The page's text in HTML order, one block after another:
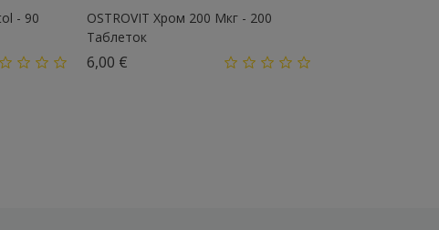
- 90
OSTROVIT Хром 200 Мкг - 200
Таблеток
6,00 €Цена